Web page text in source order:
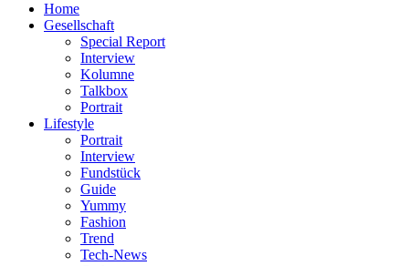
Home
Gesellschaft
Special Report
Interview
Kolumne
Talkbox
Portrait
Lifestyle
Portrait
Interview
Fundstück
Guide
Yummy
Fashion
Trend
Tech-News